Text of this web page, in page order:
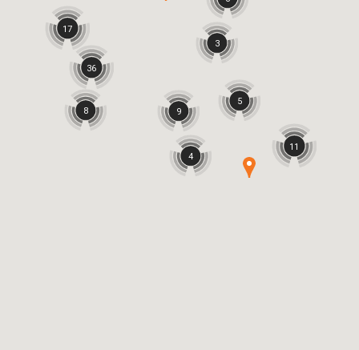
3
5
9
36
17
4
11
8